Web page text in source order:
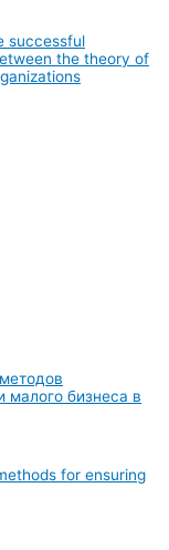
successful
the theory of
малого бизнеса в
for ensuring